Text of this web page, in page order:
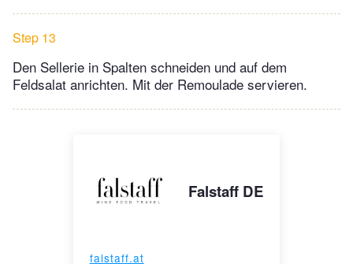
Step 13
Den Sellerie in Spalten schneiden und auf dem
Feldsalat anrichten. Mit der Remoulade servieren.
Falstaff DE
falstaff.at